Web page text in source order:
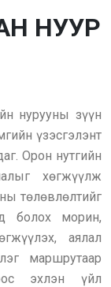
НУУР
нурууны зүүн
үзэсгэлэнт
Орон нутгийн
хөгжүүлж
төлөвлөлтийг
болох морин,
аялал
маршрутаар
эхлэн үйл